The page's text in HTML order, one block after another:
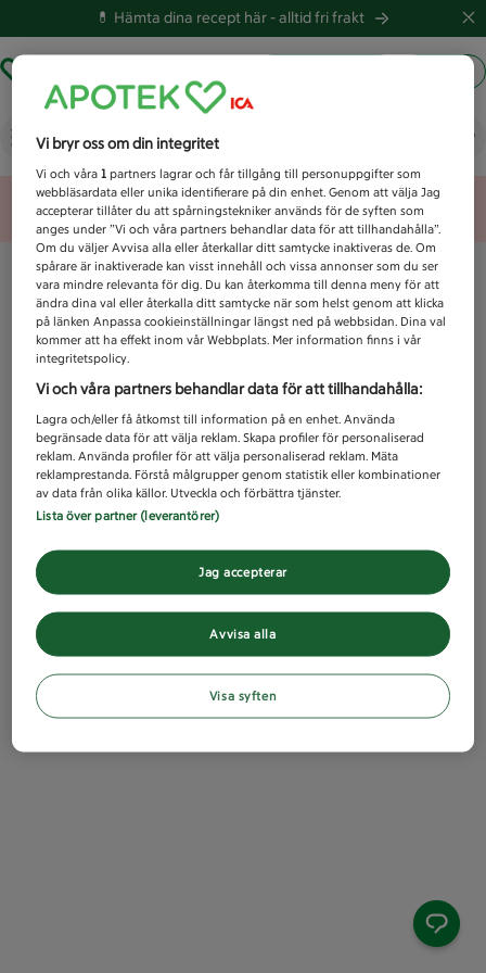
💊 Hämta dina recept här -alltid fri frakt
Vad letar du efter idag?
Unknown error
Vi bryr oss om din integritet
Vi och våra1 partners lagrar och får tillgång till personuppgifter som
webbläsardata eller unika identifierare på din enhet. Genom att välja Jag
accepterar tillåter du att spårningstekniker används för de syften som
anges under ”Vi och våra partners behandlar data för att tillhandahålla”.
Om du väljer Avvisa alla eller återkallar ditt samtycke inaktiveras de. Om
spårare är inaktiverade kan visst innehåll och vissa annonser som du ser
vara mindre relevanta för dig. Du kan återkomma till denna meny för att
ändra dina val eller återkalla ditt samtycke när som helst genom att klicka
på länken Anpassa cookieinställningar längst ned på webbsidan. Dina val
kommer att ha effekt inom vår Webbplats. Mer information finns i vår
integritetspolicy.
Vi och våra partners behandlar data för att tillhandahålla:
Lagra och/eller få åtkomst till information på en enhet. Använda
begränsade data för att välja reklam. Skapa profiler för personaliserad
reklam. Använda profiler för att välja personaliserad reklam. Mäta
reklamprestanda. Förstå målgrupper genom statistik eller kombinationer
av data från olika källor. Utveckla och förbättra tjänster.
Lista över partner (leverantörer)
Avvisa alla
Jag accepterar
Visa syften